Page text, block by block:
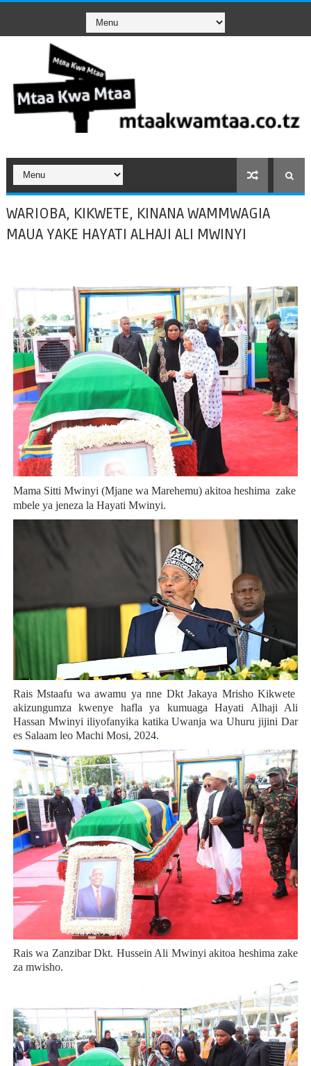
WARIOBA, KIKWETE, KINANA WAMMWAGIA
MAUA YAKE HAYATI ALHAJI ALI MWINYI
Mama Sitti Mwinyi (Mjane wa Marehemu) akitoa heshima zake
mbele ya jeneza la Hayati Mwinyi.
Rais Mstaafu wa awamu ya nne Dkt Jakaya Mrisho Kikwete
akizungumza kwenye hafla ya kumuaga Hayati Alhaji Ali
Hassan Mwinyi iliyofanyika katika Uwanja wa Uhuru jijini Dar
es Salaam leo Machi Mosi, 2024.
Rais wa Zanzibar Dkt. Hussein Ali Mwinyi akitoa heshima zake
za mwisho.